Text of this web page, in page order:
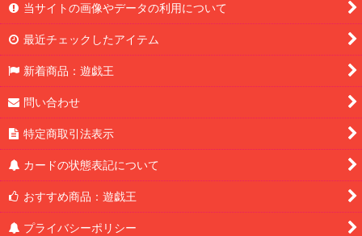
当サイトの画像やデータの利用について
最近チェックしたアイテム
新着商品：遊戯王
問い合わせ
特定商取引法表示
カードの状態表記について
おすすめ商品：遊戯王
プライバシーポリシー